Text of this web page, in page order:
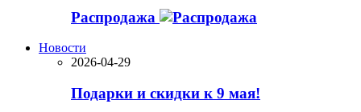
Распродажа
Новости
2026-04-29
Подарки и скидки к 9 мая!